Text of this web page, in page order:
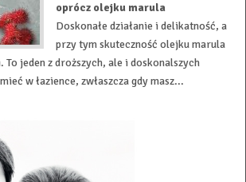
oprócz olejku marula
Doskonałe działanie i delikatność, a
przy tym skuteczność olejku marula
To jeden z droższych, ale i doskonalszych
w łazience, zwłaszcza gdy masz...